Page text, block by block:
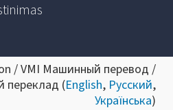
/ VMI Машинный перевод /
переклад (English, Русский,
Українська)